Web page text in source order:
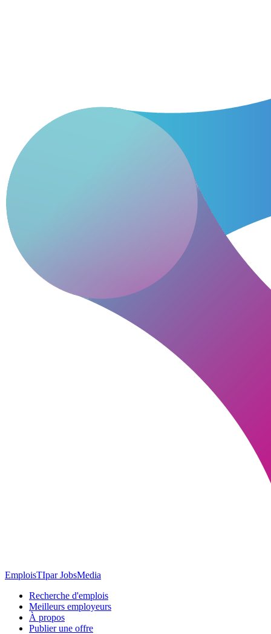
EmploisTIpar JobsMedia
Recherche d'emplois
Meilleurs employeurs
À propos
Publier une offre